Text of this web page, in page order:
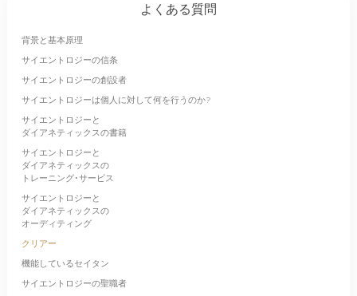
よくある質問
背景と基本原理
サイエントロジーの信条
サイエントロジーの創設者
サイエントロジーは個人に対して何を行うのか?
サイエントロジーと
ダイアネティックスの書籍
サイエントロジーと
ダイアネティックスの
トレーニング･サービス
サイエントロジーと
ダイアネティックスの
オーディティング
クリアー
機能しているセイタン
サイエントロジーの聖職者